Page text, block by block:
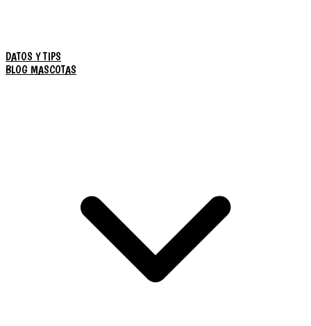
DATOS Y TIPS
BLOG MASCOTAS